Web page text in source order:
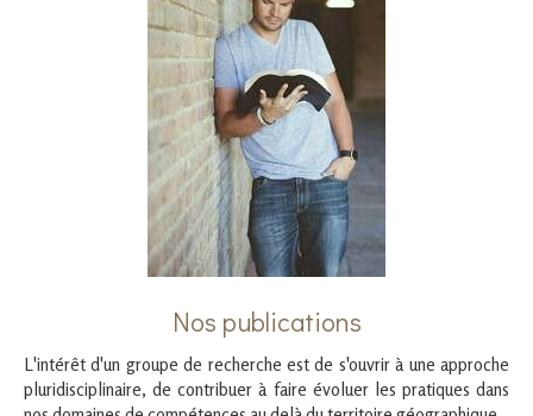
Nos publications
L'intérêt d'un groupe de recherche est de s'ouvrir à une approche
pluridisciplinaire, de contribuer à faire évoluer les pratiques dans